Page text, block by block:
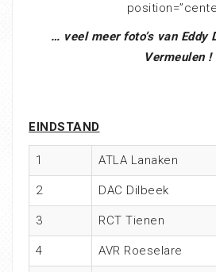
… veel meer foto’s van Eddy
Vermeulen !
EINDSTAND
1 ATLA Lanaken
2 DAC Dilbeek
3 RCT Tienen
4 AVR Roeselare